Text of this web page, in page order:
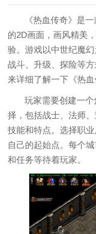
《热血传奇》是
的2D画面，画风精美
验。游戏以中世纪魔
战斗、升级、探险等
来详细了解一下《热
玩家需要创建一
择，包括战士、法师
技能和特点。选择职
自己的起始点。每个
和任务等待着玩家。